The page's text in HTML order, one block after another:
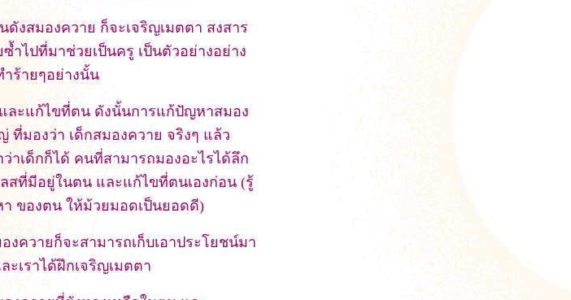
ดังสมองควาย ก็จะเจริญเมตตา สงสาร
ำไปที่มาช่วยเป็นครู เป็นตัวอย่างอย่าง
ำร้ายๆอย่างนั้น
ละแก้ไขที่ตน ดังนั้นการแก้ปัญหาสมอง
ที่มองว่า เด็กสมองควาย จริงๆ แล้ว
เด็กก็ได้ คนที่สามารถมองอะไรได้ลึก
สที่มีอยู่ในตน และแก้ไขที่ตนเองก่อน (รู้
ของตน ให้ม้วยมอดเป็นยอดดี)
ควายก็จะสามารถเก็บเอาประโยชน์มา
ะเราได้ฝึกเจริญเมตตา